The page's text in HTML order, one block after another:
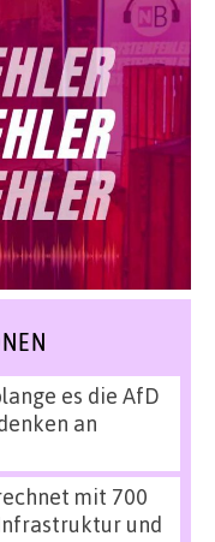
es die AfD
an
mit 700
und